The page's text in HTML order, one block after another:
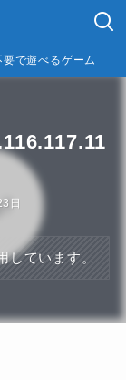
で遊べるゲーム
日
しています。